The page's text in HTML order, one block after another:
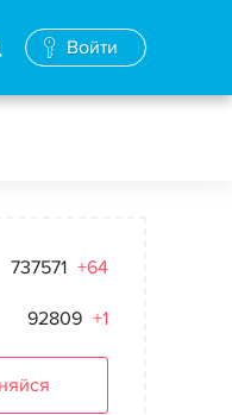
Войти
737571 +64
92809 +1